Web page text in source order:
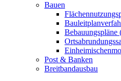
Bauen
Bebauungspläne
Post & Banken
Breitbandausbau